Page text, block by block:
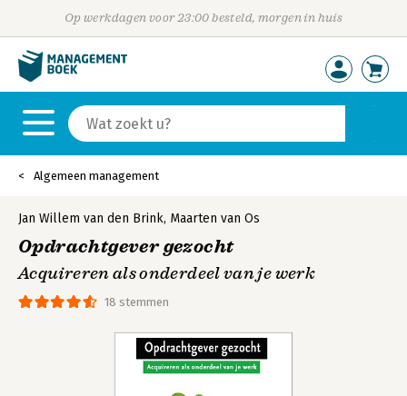
Op werkdagen voor 23:00 besteld, morgen in huis
Algemeen management
18 stemmen
Jan Willem van den Brink, Maarten van Os
Opdrachtgever gezocht
Acquireren als onderdeel van je werk